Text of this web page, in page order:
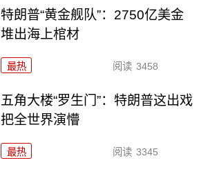
特朗普“黄金舰队”：2750亿美金
堆出海上棺材
最热 阅读 3458
五角大楼“罗生门”：特朗普这出戏
把全世界演懵
最热 阅读 3345